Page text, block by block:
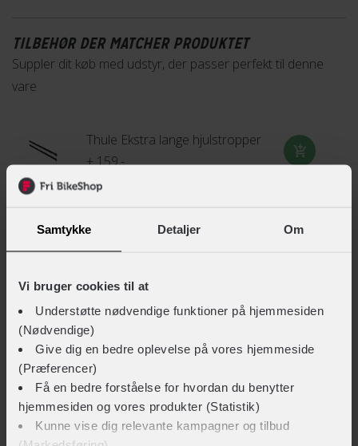
Samtykke Detaljer Om
Vi bruger cookies til at
Understøtte nødvendige funktioner på hjemmesiden
(Nødvendige)
Give dig en bedre oplevelse på vores hjemmeside
(Præferencer)
Få en bedre forståelse for hvordan du benytter
hjemmesiden og vores produkter (Statistik)
Kunne vise dig relevante kampagner og tilbud
Thule VeloLite 1 kan foldes sammen til en kompakt enhed
og er udstyret med integrerede baglygter og
nummerpladeholder. Holderen fastgøres sikkert til
understøtter cykler op til 25 kg – inkl. mange elcykler.
TILBEHØR DER MATCHER PRODUKTET
Suppler dit køb med udstyr, der passer perfekt til denne
vare
Thule Ekstra lange hjulstropper
+ 159,-
TEKNISKE SPECIFIKATIONER
EAN
197074668561
Hovedprodukt ID
170-9051100
Sikkerheds- og producentinfo
Vis detaljer